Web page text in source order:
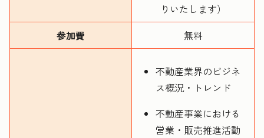
りいたします）
参加費
無料
不動産業界のビジネ
ス概況・トレンド
不動産事業における
営業・販売推進活動